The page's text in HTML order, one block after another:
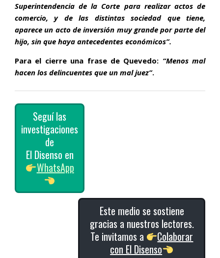
Superintendencia de la Corte para realizar actos de
comercio, y de las distintas sociedad que tiene,
aparece un acto de inversión muy grande por parte del
hijo, sin que haya antecedentes económicos”.
Para el cierre una frase de Quevedo: “Menos mal
hacen los delincuentes que un mal juez”.
Seguí las
investigaciones
de
El Disenso en
WhatsApp
Este medio se sostiene
gracias a nuestros lectores.
Te invitamos a
Colaborar
con El Disenso